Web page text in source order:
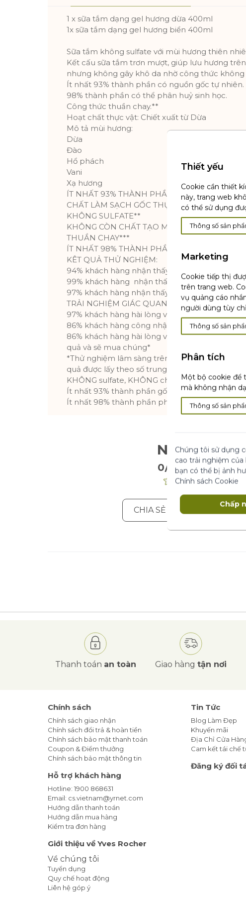
1 x sữa tắm dạng gel hương dừa 400ml
1x sữa tắm dạng gel hương biển 400ml
Sữa tắm không sulfate với mùi hương thiên
Kết cấu sữa tắm trơn mượt, giúp lưu hương
nhưng không gây khô da nhờ công thức không
Ít nhất 93% thành phần có nguồn gốc tự nhiên.
98% thành phần có thể phân huỷ sinh học.
Công thức thuần chay.**
Hoạt chất thực vật: Chiết xuất từ Dừa
Mô tả mùi hương:
Dừa
Đào
Hổ phách
Vani
Xạ hương
ÍT NHẤT 93% THÀNH PHẦN TỰ NHIÊN*
CHẤT LÀM SẠCH GỐC THỰC VẬT
KHÔNG SULFATE**
KHÔNG CÒN CHẤT TẠO MÀU SO VỚI DÒNG
THUẦN CHAY***
ÍT NHẤT 98% THÀNH PHẦN PHÂN HUỶ SINH
KÊT QUẢ THỬ NGHIỆM:
94% khách hàng nhận thấy da không bị khô*
99% khách hàng nhận thấy da được làm sạch
97% khách hàng nhận thấy độ pH trên da
TRẢI NGHIỆM GIÁC QUAN TUYỆT ĐỈNH
97% khách hàng hài lòng với kết cấu sản phẩm*
86% khách hàng công nhận sản phẩm tạo bọt
86% khách hàng hài lòng với sản phẩm, cảm
quả và sẽ mua chúng*
*Thử nghiệm lâm sàng trên 329 khách hàng
quả được lấy theo số trung bình.
KHÔNG sulfate, KHÔNG chất tạo màu và
Ít nhất 93% thành phần gốc tự nhiên
Ít nhất 98% thành phần phân huỷ sinh học
Nhận Xét
0/5 . 0 Nhận Xét
CHIA SẺ ĐÁNH GIÁ CỦA
Thanh toán an toàn Giao hàng tận nơi
Chính sách
Chính sách giao nhận
Chính sách đổi trả & hoàn tiền
Chính sách bảo mật thanh toán
Coupon & Điểm thưởng
Chính sách bảo mật thông tin
Hỗ trợ khách hàng
Hotline: 1900 868631
Email: cs.vietnam@yrnet.com
Hướng dẫn thanh toán
Hướng dẫn mua hàng
Kiểm tra đơn hàng
Giới thiệu về Yves Rocher
Về chúng tôi
Tuyển dụng
Quy chế hoạt động
Liên hệ góp ý
Tin Tức
Blog Làm Đẹp
Khuyến mãi
Địa Chỉ Cửa
Cam kết tái chế
Đăng ký đối
Thiết yếu
Cookie cần thiết
này, trang web
có thể sử dụng
Thông số sản
Marketing
Cookie tiếp thị
trên trang web.
vụ quảng cáo
người dùng tùy
Thông số sản
Phân tích
Một bộ cookie để
mà không nhận
Thông số sản
Chúng tôi sử dụng
cao trải nghiệm
bạn có thể bị ảnh
Chính sách Cookie
Chấp